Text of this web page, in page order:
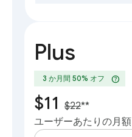
Plus
3 か月間 50% オフ help
$11 $22**
ユーザーあたりの月額